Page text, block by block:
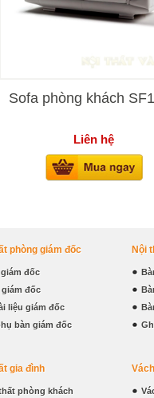
Sofa phòng khách
Liên hệ
phòng giám đốc
đốc
giám đốc
liệu giám đốc
bàn giám đốc
Nội
gia đình
phòng khách